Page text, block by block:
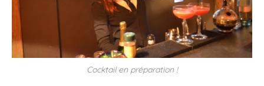
Cocktail en préparation !